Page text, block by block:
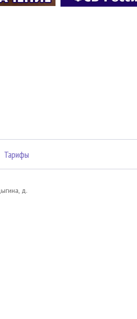
Тарифы
д.